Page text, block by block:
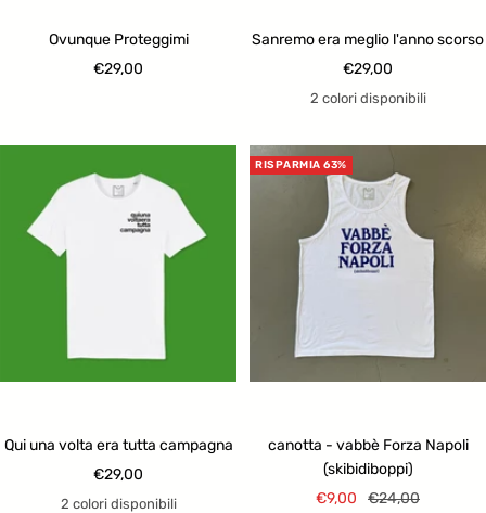
Ovunque Proteggimi
Prezzo
€29,00
Sanremo era meglio l'anno scorso
Prezzo
di
€29,00
2 colori disponibili
Qui una volta era tutta campagna
Prezzo
di
€29,00
2 colori disponibili
RISPARMIA 63%
canotta - vabbè Forza Napoli
(skibidiboppi)
Prezzo
€9,00
Prezzo
€24,00